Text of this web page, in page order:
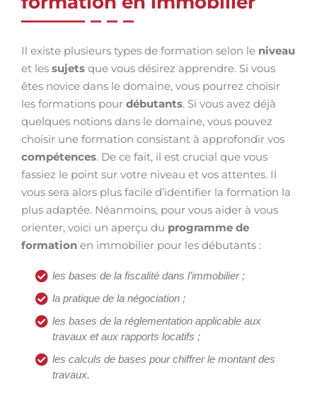
Il existe plusieurs types de formation selon le niveau
et les sujets que vous désirez apprendre. Si vous
êtes novice dans le domaine, vous pourrez choisir
les formations pour débutants. Si vous avez déjà
quelques notions dans le domaine, vous pouvez
choisir une formation consistant à approfondir vos
compétences. De ce fait, il est crucial que vous
fassiez le point sur votre niveau et vos attentes. Il
vous sera alors plus facile d’identifier la formation la
plus adaptée. Néanmoins, pour vous aider à vous
orienter, voici un aperçu du programme de
formation en immobilier pour les débutants :
les bases de la fiscalité dans l’immobilier ;
la pratique de la négociation ;
les bases de la réglementation applicable aux
travaux et aux rapports locatifs ;
les calculs de bases pour chiffrer le montant des
travaux.